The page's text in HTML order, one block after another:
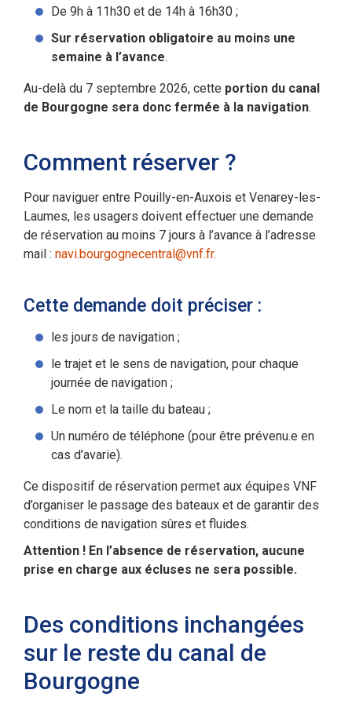
De 9h à 11h30 et de 14h à 16h30 ;
Sur réservation obligatoire au moins une
semaine à l’avance.
Au-delà du 7 septembre 2026, cette portion du canal
de Bourgogne sera donc fermée à la navigation.
Comment réserver ?
Pour naviguer entre Pouilly-en-Auxois et Venarey-les-
Laumes, les usagers doivent effectuer une demande
de réservation au moins 7 jours à l’avance à l’adresse
mail : navi.bourgognecentral@vnf.fr.
Cette demande doit préciser :
les jours de navigation ;
le trajet et le sens de navigation, pour chaque
journée de navigation ;
Le nom et la taille du bateau ;
Un numéro de téléphone (pour être prévenu.e en
cas d’avarie).
Ce dispositif de réservation permet aux équipes VNF
d’organiser le passage des bateaux et de garantir des
conditions de navigation sûres et fluides.
Attention ! En l’absence de réservation, aucune
prise en charge aux écluses ne sera possible.
Des conditions inchangées
sur le reste du canal de
Bourgogne